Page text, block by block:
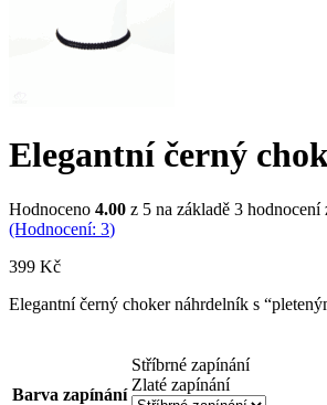
Elegantní černý
Hodnoceno 4.00 z 5 na základě 3 hodnocení
(Hodnocení: 3)
399 Kč
Elegantní černý choker náhrdelník s
Barva zapínání
Stříbrné zapínání
Zlaté zapínání